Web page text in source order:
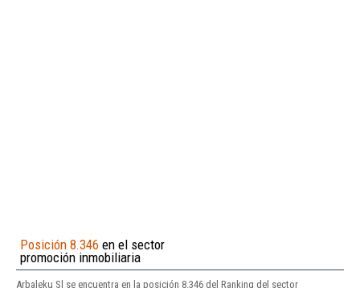
Posición 8.346 en el sector
promoción inmobiliaria
Arbaleku Sl se encuentra en la posición 8.346 del Ranking del sector